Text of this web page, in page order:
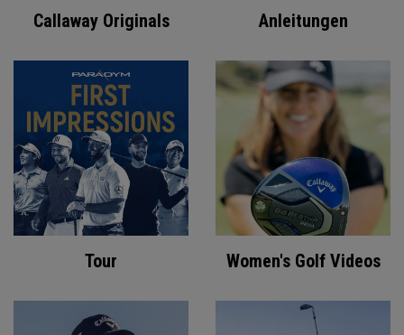
Callaway Originals Anleitungen
Tour Women's Golf Videos